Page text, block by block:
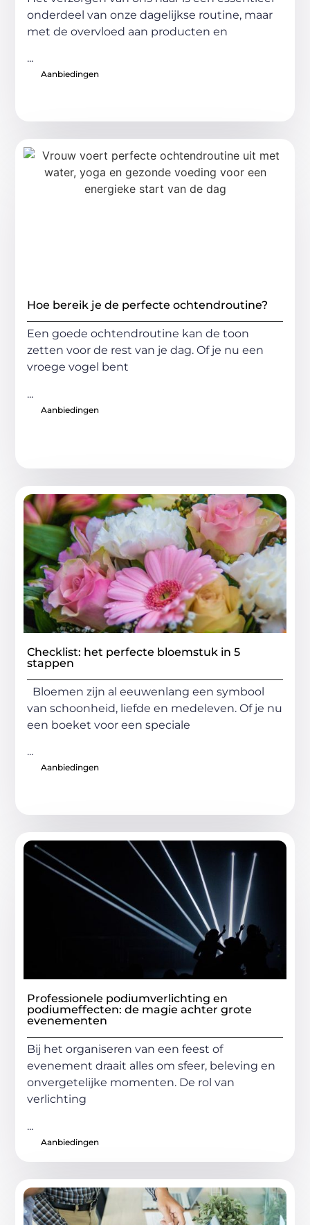
onderdeel van onze dagelijkse routine, maar
met de overvloed aan producten en
...
Aanbiedingen
Hoe bereik je de perfecte ochtendroutine?
Een goede ochtendroutine kan de toon
zetten voor de rest van je dag. Of je nu een
vroege vogel bent
...
Aanbiedingen
Checklist: het perfecte bloemstuk in 5
stappen
Bloemen zijn al eeuwenlang een symbool
van schoonheid, liefde en medeleven. Of je nu
een boeket voor een speciale
...
Aanbiedingen
Professionele podiumverlichting en
podiumeffecten: de magie achter grote
evenementen
Bij het organiseren van een feest of
evenement draait alles om sfeer, beleving en
onvergetelijke momenten. De rol van
verlichting
...
Aanbiedingen